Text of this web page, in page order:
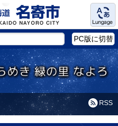
Language
PC版に切替
RSS